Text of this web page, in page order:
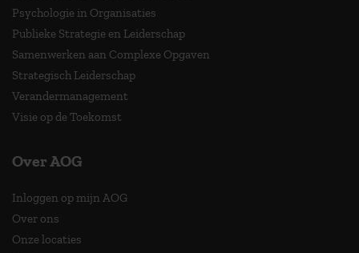
Psychologie in Organisaties
Publieke Strategie en Leiderschap
Samenwerken aan Complexe Opgaven
Strategisch Leiderschap
Verandermanagement
Visie op de Toekomst
Over AOG
Inloggen op mijn AOG
Over ons
Onze locaties